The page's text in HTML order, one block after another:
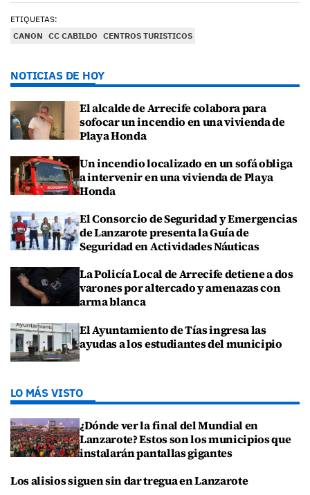
ETIQUETAS:
CANON CC CABILDO CENTROS TURISTICOS
NOTICIAS DE HOY
El alcalde de Arrecife colabora para
sofocar un incendio en una vivienda de
Playa Honda
Un incendio localizado en un sofá obliga
a intervenir en una vivienda de Playa
Honda
El Consorcio de Seguridad y Emergencias
de Lanzarote presenta la Guía de
Seguridad en Actividades Náuticas
La Policía Local de Arrecife detiene a dos
varones por altercado y amenazas con
arma blanca
El Ayuntamiento de Tías ingresa las
ayudas a los estudiantes del municipio
LO MÁS VISTO
¿Dónde ver la final del Mundial en
Lanzarote? Estos son los municipios que
instalarán pantallas gigantes
Los alisios siguen sin dar tregua en Lanzarote